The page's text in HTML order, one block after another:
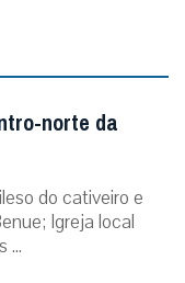
norte da
do cativeiro e
Igreja local
...